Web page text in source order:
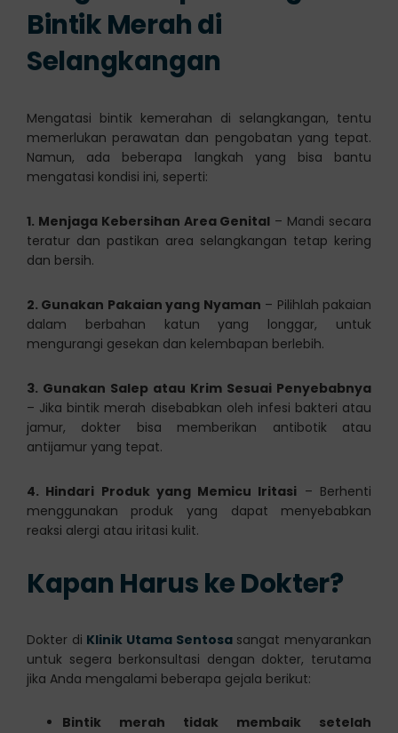
Bintik Merah di
Selangkangan
Mengatasi bintik kemerahan di selangkangan, tentu
memerlukan perawatan dan pengobatan yang tepat.
Namun, ada beberapa langkah yang bisa bantu
mengatasi kondisi ini, seperti:
1. Menjaga Kebersihan Area Genital – Mandi secara
teratur dan pastikan area selangkangan tetap kering
dan bersih.
2. Gunakan Pakaian yang Nyaman – Pilihlah pakaian
dalam berbahan katun yang longgar, untuk
mengurangi gesekan dan kelembapan berlebih.
3. Gunakan Salep atau Krim Sesuai Penyebabnya
– Jika bintik merah disebabkan oleh infesi bakteri atau
jamur, dokter bisa memberikan antibotik atau
antijamur yang tepat.
4. Hindari Produk yang Memicu Iritasi – Berhenti
menggunakan produk yang dapat menyebabkan
reaksi alergi atau iritasi kulit.
Kapan Harus ke Dokter?
Dokter di Klinik Utama Sentosasangat menyarankan
untuk segera berkonsultasi dengan dokter, terutama
jika Anda mengalami beberapa gejala berikut:
Bintik merah tidak membaik setelah